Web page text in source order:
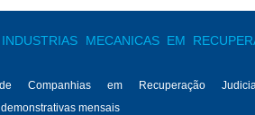
MECANICAS EM
de Companhias em Recuperação
mensais